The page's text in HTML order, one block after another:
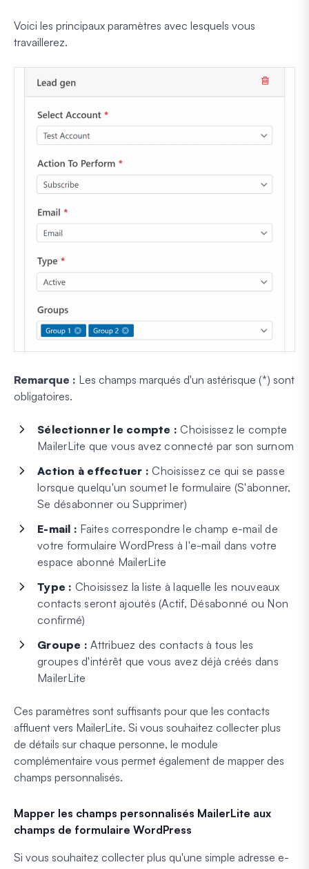
Voici les principaux paramètres avec lesquels vous
travaillerez.
Remarque : Les champs marqués d'un astérisque (*) sont
obligatoires.
Sélectionner le compte : Choisissez le compte
MailerLite que vous avez connecté par son surnom
Action à effectuer : Choisissez ce qui se passe
lorsque quelqu'un soumet le formulaire (S'abonner,
Se désabonner ou Supprimer)
E-mail : Faites correspondre le champ e-mail de
votre formulaire WordPress à l'e-mail dans votre
espace abonné MailerLite
Type : Choisissez la liste à laquelle les nouveaux
contacts seront ajoutés (Actif, Désabonné ou Non
confirmé)
Groupe : Attribuez des contacts à tous les
groupes d'intérêt que vous avez déjà créés dans
MailerLite
Ces paramètres sont suffisants pour que les contacts
affluent vers MailerLite. Si vous souhaitez collecter plus
de détails sur chaque personne, le module
complémentaire vous permet également de mapper des
champs personnalisés.
Mapper les champs personnalisés MailerLite aux
champs de formulaire WordPress
Si vous souhaitez collecter plus qu'une simple adresse e-